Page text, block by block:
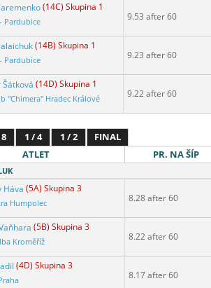
(14C) Skupina 1
Pardubice 9.53 after 60
(14B) Skupina 1
Pardubice 9.23 after 60
(14D) Skupina 1
"Chimera" Hradec Králové 9.22 after 60
1 / 4 1 / 2
FINAL
ATLET PR. NA ŠÍP
Háva (5A) Skupina 3
Humpolec 8.28 after 60
(5B) Skupina 3
Kroměříž 8.22 after 60
(4D) Skupina 3
8.17 after 60